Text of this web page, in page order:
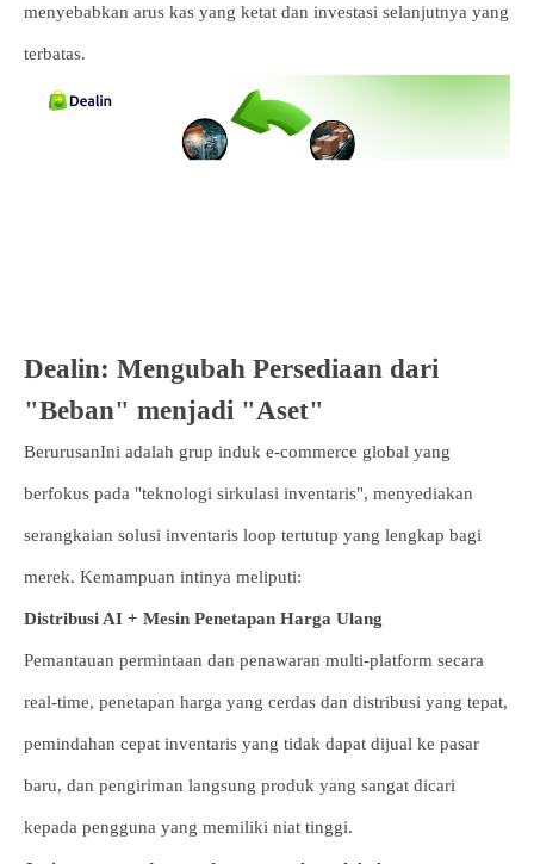
menyebabkan arus kas yang ketat dan investasi selanjutnya yang
terbatas.
Dealin: Mengubah Persediaan dari
"Beban" menjadi "Aset"
BerurusanIni adalah grup induk e-commerce global yang
berfokus pada "teknologi sirkulasi inventaris", menyediakan
serangkaian solusi inventaris loop tertutup yang lengkap bagi
merek. Kemampuan intinya meliputi:
Distribusi AI + Mesin Penetapan Harga Ulang
Pemantauan permintaan dan penawaran multi-platform secara
real-time, penetapan harga yang cerdas dan distribusi yang tepat,
pemindahan cepat inventaris yang tidak dapat dijual ke pasar
baru, dan pengiriman langsung produk yang sangat dicari
kepada pengguna yang memiliki niat tinggi.